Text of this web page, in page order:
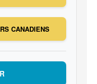
CANADIENS